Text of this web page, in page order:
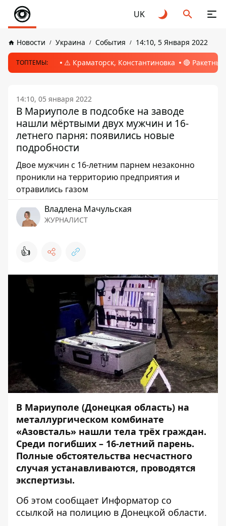
UK
Новости Украина События 14:10, 5 Января 2022
ТОПТЕМЫ: ⚠️ Краматорск, Константиновка 🔴
14:10, 05 января 2022
В Мариуполе в подсобке на заводе
нашли мёртвыми двух мужчин и 16-
летнего парня: появились новые
подробности
Двое мужчин с 16-летним парнем незаконно
проникли на территорию предприятия и
отравились газом
Владлена Мачульская
ЖУРНАЛИСТ
👍
В Мариуполе (Донецкая область) на
металлургическом комбинате
«Азовсталь» нашли тела трёх граждан.
Среди погибших – 16-летний парень.
Полные обстоятельства несчастного
случая устанавливаются, проводятся
экспертизы.
Об этом сообщает Информатор со
ссылкой на полицию в Донецкой области.